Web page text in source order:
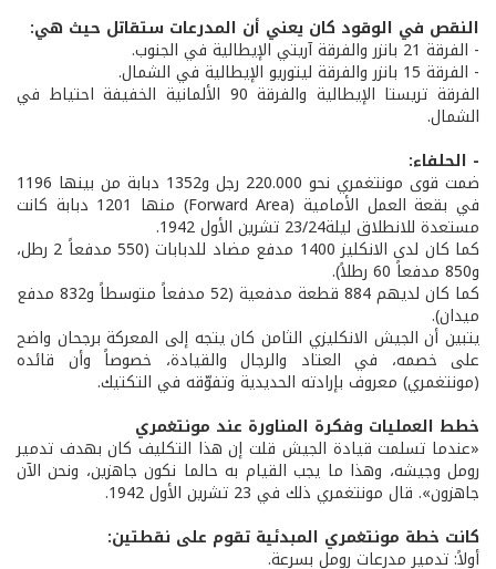
النقص في الوقود كان يعني أن المدرعات ستقاتل حيث هي:
- الفرقة 21 بانزر والفرقة آريتي الإيطالية في الجنوب.
- الفرقة 15 بانزر والفرقة ليتوريو الإيطالية في الشمال.
الفرقة تريستا الإيطالية والفرقة 90 الألمانية الخفيفة احتياط في
الشمال.
- الحلفاء:
ضمت قوى مونتغمري نحو 220.000 رجل و1352 دبابة من بينها 1196
في بقعة العمل الأمامية (Forward Area) منها 1201 دبابة كانت
مستعدة للانطلاق ليلة23/24 تشرين الأول 1942.
كما كان لدى الانكليز 1400 مدفع مضاد للدبابات (550 مدفعاً 2 رطل،
و850 مدفعاً 60 رطلاً).
كما كان لديهم 884 قطعة مدفعية (52 مدفعاً متوسطاً و832 مدفع
ميدان).
يتبين أن الجيش الانكليزي الثامن كان يتجه إلى المعركة برجحان واضح
على خصمه، في العتاد والرجال والقيادة، خصوصاً وأن قائده
(مونتغمري) معروف بإرادته الحديدية وتفوّقه في التكتيك.
خطط العمليات وفكرة المناورة عند مونتغمري
«عندما تسلمت قيادة الجيش قلت إن هذا التكليف كان بهدف تدمير
رومل وجيشه، وهذا ما يجب القيام به حالما نكون جاهزين، ونحن الآن
جاهزون». قال مونتغمري ذلك في 23 تشرين الأول 1942.
كانت خطة مونتغمري المبدئية تقوم على نقطتين:
أولاً: تدمير مدرعات رومل بسرعة.